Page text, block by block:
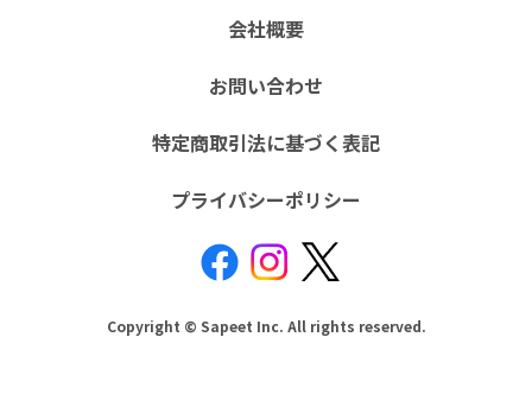
会社概要
お問い合わせ
特定商取引法に基づく表記
プライバシーポリシー
Copyright © Sapeet Inc. All rights reserved.